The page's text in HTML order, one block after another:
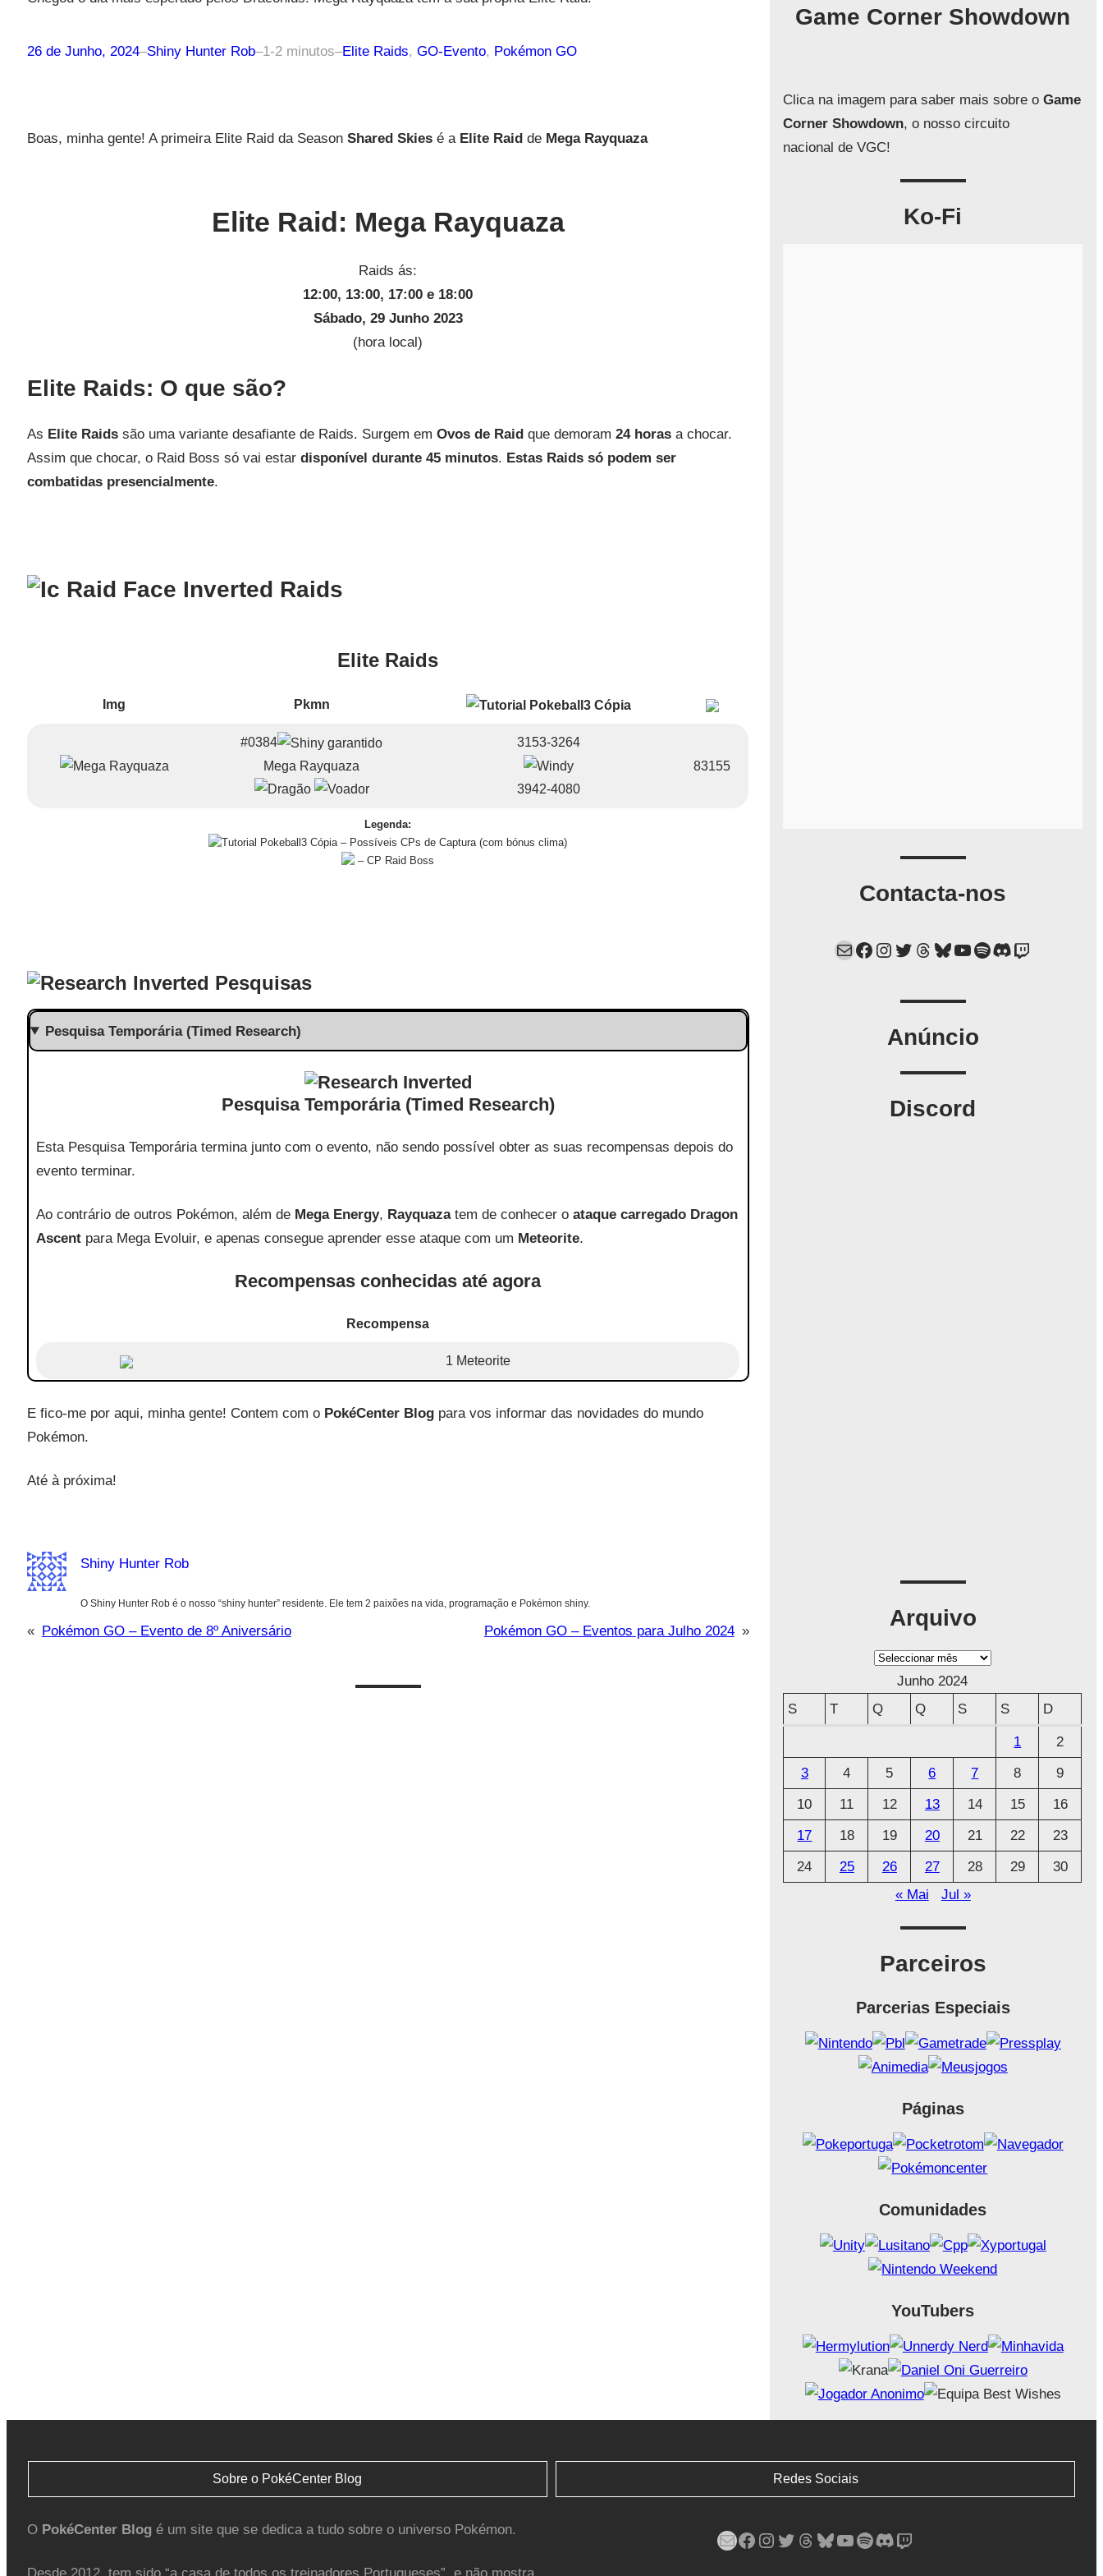
26 de Junho, 2024–Shiny Hunter Rob–1-2 minutos–Elite Raids, GO-Evento, Pokémon GO
Boas, minha gente! A primeira Elite Raid da Season Shared Skiesé a Elite Raidde Mega Rayquaza
Elite Raid: Mega Rayquaza
Raids ás:
12:00, 13:00, 17:00 e 18:00
Sábado, 29 Junho 2023
(hora local)
Elite Raids: O que são?
As Elite Raidssão uma variante desafiante de Raids. Surgem em Ovos de Raidque demoram 24 horasa chocar.
Assim que chocar, o Raid Boss só vai estar disponível durante 45 minutos. Estas Raids só podem ser
combatidas presencialmente.
Raids
Elite Raids
Img Pkmn
#0384
Mega Rayquaza
3153-3264
3942-4080
83155
Legenda:
– Possíveis CPs de Captura (com bónus clima)
– CP Raid Boss
Pesquisas
Pesquisa Temporária (Timed Research)
Pesquisa Temporária (Timed Research)
Esta Pesquisa Temporária termina junto com o evento, não sendo possível obter as suas recompensas depois do
evento terminar.
Ao contrário de outros Pokémon, além de Mega Energy, Rayquaza tem de conhecer o ataque carregado Dragon
Ascentpara Mega Evoluir, e apenas consegue aprender esse ataque com um Meteorite.
Recompensas conhecidas até agora
Recompensa
1 Meteorite
E fico-me por aqui, minha gente! Contem com o PokéCenter Blogpara vos informar das novidades do mundo
Pokémon.
Até à próxima!
Shiny Hunter Rob
O Shiny Hunter Rob é o nosso “shiny hunter” residente. Ele tem 2 paixões na vida, programação e Pokémon shiny.
« Pokémon GO – Evento de 8º Aniversário Pokémon GO – Eventos para Julho 2024 »
Game Corner Showdown
Clica na imagem para saber mais sobre oGame
Corner Showdown, o nosso circuito
nacional de VGC!
Ko-Fi
Contacta-nos
Mail Facebook Instagram Twitter Threads Bluesky YouTube Spotify Discord Twitch
Anúncio
Discord
Arquivo
A
q
Junho 2024
S
T Q Q S S D
1
2
3
4 5 6 7 8
9
10
11 12 13 14 15
16
17
18 19 20 21 22
23
24
25 26 27 28 29
30
« Mai
Jul »
Parceiros
Parcerias Especiais
Páginas
Comunidades
YouTubers
Sobre o PokéCenter Blog
O PokéCenter Blogé um site que se dedica a tudo sobre o universo Pokémon.
Redes Sociais
Mail Facebook Instagram Twitter Threads Bluesky YouTube Spotify Discord Twitch